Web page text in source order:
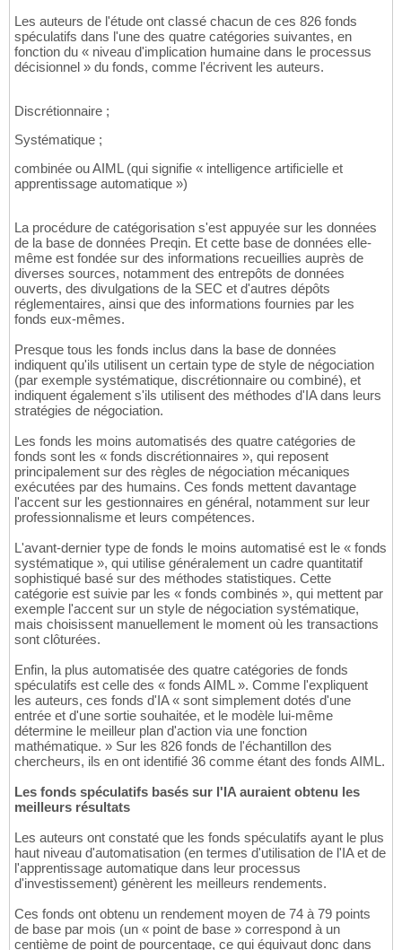
Les auteurs de l'étude ont classé chacun de ces 826 fonds
spéculatifs dans l'une des quatre catégories suivantes, en
fonction du « niveau d'implication humaine dans le processus
décisionnel » du fonds, comme l'écrivent les auteurs.
Discrétionnaire ;
Systématique ;
combinée ou AIML (qui signifie « intelligence artificielle et
apprentissage automatique »)
La procédure de catégorisation s'est appuyée sur les données
de la base de données Preqin. Et cette base de données elle-
même est fondée sur des informations recueillies auprès de
diverses sources, notamment des entrepôts de données
ouverts, des divulgations de la SEC et d'autres dépôts
réglementaires, ainsi que des informations fournies par les
fonds eux-mêmes.
Presque tous les fonds inclus dans la base de données
indiquent qu'ils utilisent un certain type de style de négociation
(par exemple systématique, discrétionnaire ou combiné), et
indiquent également s'ils utilisent des méthodes d'IA dans leurs
stratégies de négociation.
Les fonds les moins automatisés des quatre catégories de
fonds sont les « fonds discrétionnaires », qui reposent
principalement sur des règles de négociation mécaniques
exécutées par des humains. Ces fonds mettent davantage
l'accent sur les gestionnaires en général, notamment sur leur
professionnalisme et leurs compétences.
L'avant-dernier type de fonds le moins automatisé est le « fonds
systématique », qui utilise généralement un cadre quantitatif
sophistiqué basé sur des méthodes statistiques. Cette
catégorie est suivie par les « fonds combinés », qui mettent par
exemple l'accent sur un style de négociation systématique,
mais choisissent manuellement le moment où les transactions
sont clôturées.
Enfin, la plus automatisée des quatre catégories de fonds
spéculatifs est celle des « fonds AIML ». Comme l'expliquent
les auteurs, ces fonds d'IA « sont simplement dotés d'une
entrée et d'une sortie souhaitée, et le modèle lui-même
détermine le meilleur plan d'action via une fonction
mathématique. » Sur les 826 fonds de l'échantillon des
chercheurs, ils en ont identifié 36 comme étant des fonds AIML.
Les fonds spéculatifs basés sur l'IA auraient obtenu les
meilleurs résultats
Les auteurs ont constaté que les fonds spéculatifs ayant le plus
haut niveau d'automatisation (en termes d'utilisation de l'IA et de
l'apprentissage automatique dans leur processus
d'investissement) génèrent les meilleurs rendements.
Ces fonds ont obtenu un rendement moyen de 74 à 79 points
de base par mois (un « point de base » correspond à un
centième de point de pourcentage, ce qui équivaut donc dans